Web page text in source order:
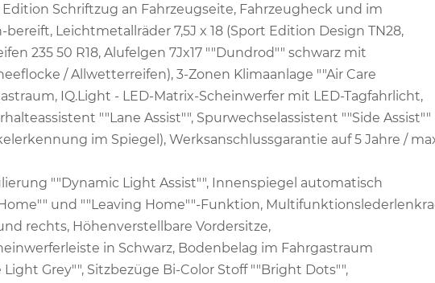
Schriftzug an Fahrzeugseite, Fahrzeugheck und im
Leichtmetallräder 7,5J x 18 (Sport Edition Design TN28,
235 50 R18, Alufelgen 7Jx17 ""Dundrod"" schwarz mit
/ Allwetterreifen), 3-Zonen Klimaanlage ""Air Care
IQ.Light - LED-Matrix-Scheinwerfer mit LED-Tagfahrlicht,
""Lane Assist"", Spurwechselassistent ""Side Assist""
im Spiegel), Werksanschlussgarantie auf 5 Jahre /
""Dynamic Light Assist"", Innenspiegel automatisch
und ""Leaving Home""-Funktion,
rechts, Höhenverstellbare Vordersitze,
in Schwarz, Bodenbelag im Fahrgastraum
Grey"", Sitzbezüge Bi-Color Stoff ""Bright Dots"",